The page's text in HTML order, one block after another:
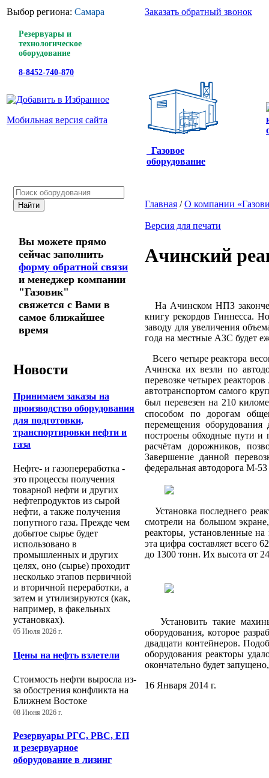
Выбор региона: Самара
Резервуары и
технологическое
оборудование
8-8452-740-870
Мобильная версия сайта
Заказать обратный звонок
Газовое
оборудование
Вы можете прямо
сейчас заполнить
форму обратной связи
и менеджер компании
"Газовик"
свяжется с Вами в
самое ближайшее
время
Новости
Принимаем заказы на
производство оборудования
для подготовки,
транспортировки нефти и
газа
Нефте- и газопереработка -
это процессы получения
товарной нефти и других
нефтепродуктов из сырой
нефти, а также получения
попутного газа. Прежде чем
добытое сырье будет
использовано в
промышленных и других
целях, оно (сырье) проходит
несколько этапов первичной
и вторичной переработки, а
затем и утилизируются (как,
например, в факельных
установках).
05 Июля 2026 г.
Цены на нефть взлетели
Стоимость нефти выросла из-
за обострения конфликта на
Ближнем Востоке
08 Июня 2026 г.
Резервуары РГС, РВС, ЕП
и резервуарное
оборудование в лизинг
Главная /О компании
Версия для печати
Ачинский
На Ачинском НПЗ
книгу рекордов Гиннесса.
заводу для увеличения
года на местные АЗС будет
Всего четыре реактора
Ачинска их везли по
перевозке четырех
автотранспортом самого
был перевезен на 210
способом по дорогам
перемещения
построены обходные пути и
расчётам дорожников,
Завершение данной
федеральная автодорога М-
Установка последнего
смотрели на большом
реакторы, установленные
эта цифра составляет всего
до 1300 тонн. Их высота от
Установить такие
оборудования, которое
двадцати контейнеров.
оборудования реакторы
окончательно будет
16 Января 2014 г.